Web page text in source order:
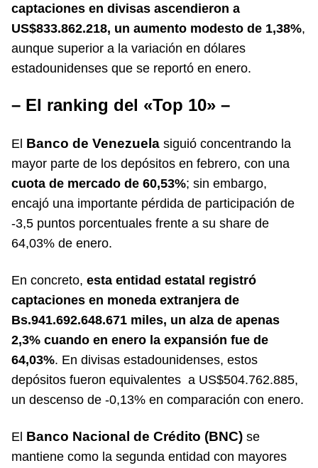
captaciones en divisas ascendieron a
US$833.862.218, un aumento modesto de 1,38%,
aunque superior a la variación en dólares
estadounidenses que se reportó en enero.
– El ranking del «Top 10» –
El Banco de Venezuela siguió concentrando la
mayor parte de los depósitos en febrero, con una
cuota de mercado de 60,53%; sin embargo,
encajó una importante pérdida de participación de
-3,5 puntos porcentuales frente a su share de
64,03% de enero.
En concreto, esta entidad estatal registró
captaciones en moneda extranjera de
Bs.941.692.648.671 miles, un alza de apenas
2,3% cuando en enero la expansión fue de
64,03%. En divisas estadounidenses, estos
depósitos fueron equivalentes a US$504.762.885,
un descenso de -0,13% en comparación con enero.
El Banco Nacional de Crédito (BNC) se
mantiene como la segunda entidad con mayores